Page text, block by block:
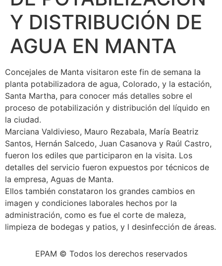
Y DISTRIBUCIÓN DE
AGUA EN MANTA
Concejales de Manta visitaron este fin de semana la
planta potabilizadora de agua, Colorado, y la estación,
Santa Martha, para conocer más detalles sobre el
proceso de potabilización y distribución del líquido en
la ciudad.
Marciana Valdivieso, Mauro Rezabala, María Beatriz
Santos, Hernán Salcedo, Juan Casanova y Raúl Castro,
fueron los ediles que participaron en la visita. Los
detalles del servicio fueron expuestos por técnicos de
la empresa, Aguas de Manta.
Ellos también constataron los grandes cambios en
imagen y condiciones laborales hechos por la
administración, como es fue el corte de maleza,
limpieza de bodegas y patios, y l desinfección de áreas.
EPAM © Todos los derechos reservados